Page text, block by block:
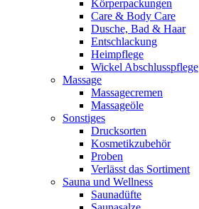
Körperpackungen
Care & Body Care
Dusche, Bad & Haar
Entschlackung
Heimpflege
Wickel Abschlusspflege
Massage
Massagecremen
Massageöle
Sonstiges
Drucksorten
Kosmetikzubehör
Proben
Verlässt das Sortiment
Sauna und Wellness
Saunadüfte